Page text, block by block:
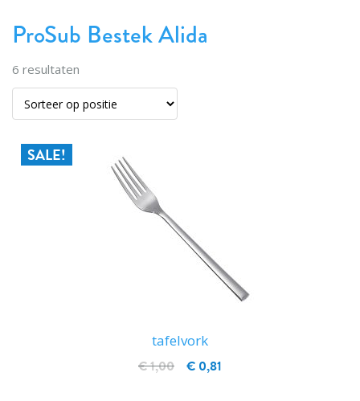
ProSub Bestek Alida
6 resultaten
SALE!
tafelvork
€ 0,81
€ 1,00